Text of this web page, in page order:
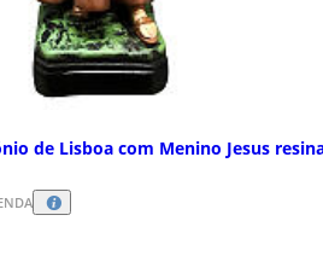
de Lisboa com Menino Jesus